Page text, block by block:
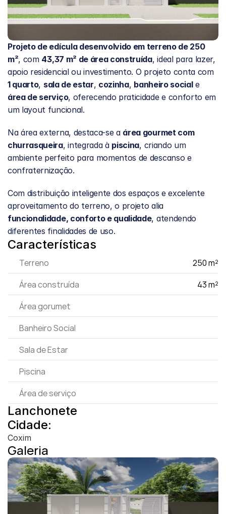
Projeto de edícula desenvolvido em terreno de 250
m², com 43,37 m² de área construída, ideal para lazer,
apoio residencial ou investimento. O projeto conta com
1 quarto, sala de estar, cozinha, banheiro social
e
área de serviço, oferecendo praticidade e conforto em
um layout funcional.
Na área externa, destaca-se a área gourmet com
churrasqueira, integrada à piscina, criando um
ambiente perfeito para momentos de descanso e
confraternização.
Com distribuição inteligente dos espaços e excelente
aproveitamento do terreno, o projeto alia
funcionalidade, conforto e qualidade, atendendo
diferentes finalidades de uso.
Características
Terreno
250 m²
Área construída
43 m²
Área gorumet
Banheiro Social
Sala de Estar
Piscina
Área de serviço
Lanchonete
Cidade:
Coxim
Galeria